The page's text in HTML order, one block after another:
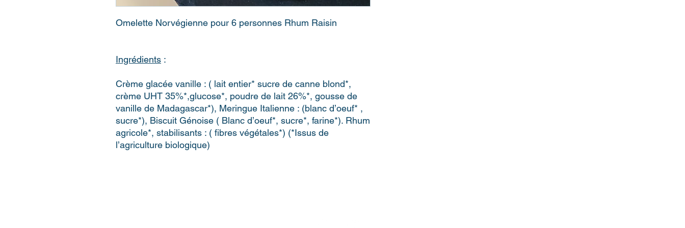
Omelette Norvégienne pour 6 personnes Rhum Raisin
Ingrédients :
Crème glacée vanille : ( lait entier* sucre de canne blond*,
crème UHT 35%*,glucose*, poudre de lait 26%*, gousse de
vanille de Madagascar*), Meringue Italienne : (blanc d’oeuf* ,
sucre*), Biscuit Génoise ( Blanc d’oeuf*, sucre*, farine*). Rhum
agricole*, stabilisants : ( fibres végétales*) (*Issus de
l’agriculture biologique)